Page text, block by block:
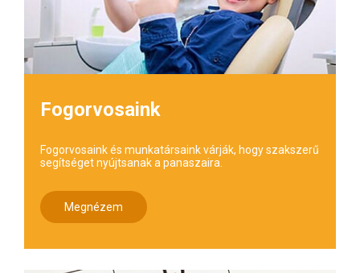
Fogorvosaink
Fogorvosaink és munkatársaink várják, hogy szakszerű
segítséget nyújtsanak a panaszaira.
Megnézem